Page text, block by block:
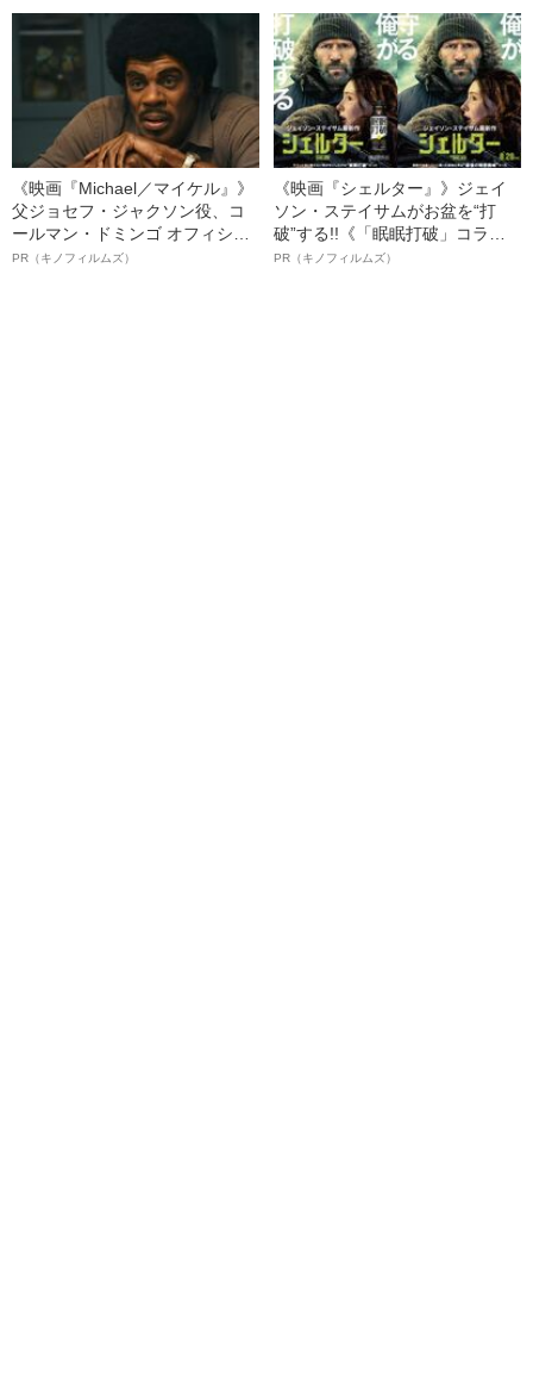
ト”が生み出した徹底ケアとは
《映画『Michael／マイケル』》
父ジョセフ・ジャクソン役、コ
ールマン・ドミンゴ オフィシャ
ルインタビュー“観客を魅了した
PR（キノフィルムズ）
《映画『シェルター』》ジェイ
ソン・ステイサムがお盆を“打
破”する!!《「眠眠打破」コラ
ボ》
PR（キノフィルムズ）